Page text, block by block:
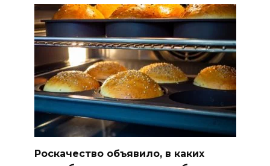
Роскачество объявило, в каких